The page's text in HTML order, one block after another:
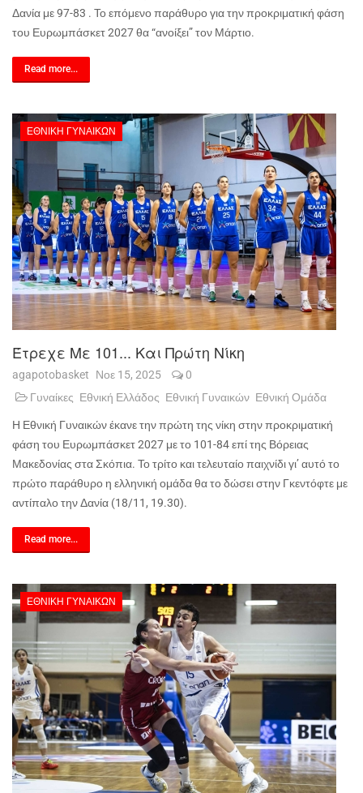
Δανία με 97-83 . Το επόμενο παράθυρο για την προκριματική φάση
του Ευρωμπάσκετ 2027 θα “ανοίξει” τον Μάρτιο.
Read more...
ΕΘΝΙΚΉ ΓΥΝΑΙΚΏΝ
Έτρεχε Με 101... Και Πρώτη Νίκη
agapotobasket Νοε 15, 2025
0
Γυναίκες Εθνική Ελλάδος Εθνική Γυναικών Εθνική Ομάδα
Η Εθνική Γυναικών έκανε την πρώτη της νίκη στην προκριματική
φάση του Ευρωμπάσκετ 2027 με το 101-84 επί της Βόρειας
Μακεδονίας στα Σκόπια. Το τρίτο και τελευταίο παιχνίδι γι’ αυτό το
πρώτο παράθυρο η ελληνική ομάδα θα το δώσει στην Γκεντόφτε με
αντίπαλο την Δανία (18/11, 19.30).
Read more...
ΕΘΝΙΚΉ ΓΥΝΑΙΚΏΝ